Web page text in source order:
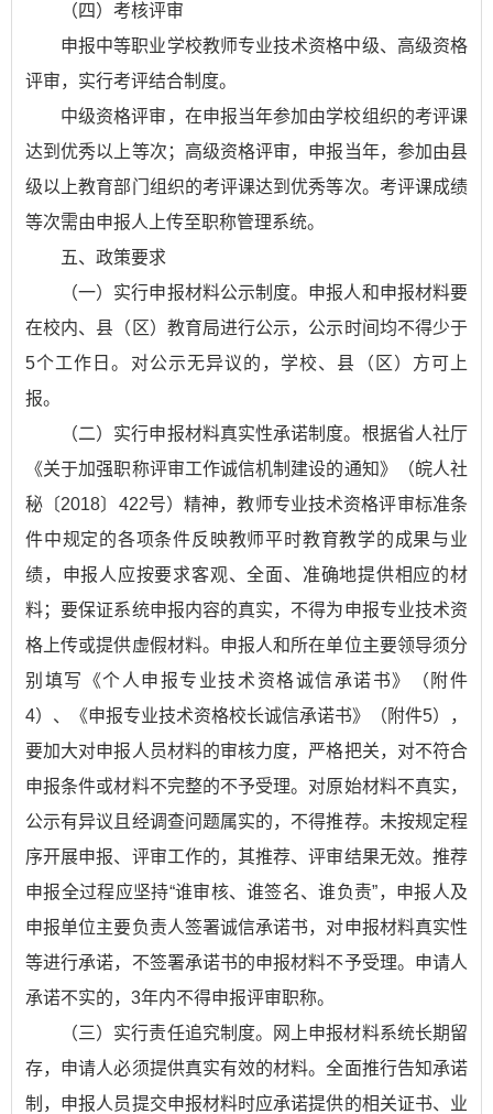
（四）考核评审
申报中等职业学校教师专业技术资格中级、高级资格
评审，实行考评结合制度。
中级资格评审，在申报当年参加由学校组织的考评课
达到优秀以上等次；高级资格评审，申报当年，参加由县
级以上教育部门组织的考评课达到优秀等次。考评课成绩
等次需由申报人上传至职称管理系统。
五、政策要求
（一）实行申报材料公示制度。申报人和申报材料要
在校内、县（区）教育局进行公示，公示时间均不得少于
5个工作日。对公示无异议的，学校、县（区）方可上
报。
（二）实行申报材料真实性承诺制度。根据省人社厅
《关于加强职称评审工作诚信机制建设的通知》（皖人社
秘〔2018〕422号）精神，教师专业技术资格评审标准条
件中规定的各项条件反映教师平时教育教学的成果与业
绩，申报人应按要求客观、全面、准确地提供相应的材
料；要保证系统申报内容的真实，不得为申报专业技术资
格上传或提供虚假材料。申报人和所在单位主要领导须分
别填写《个人申报专业技术资格诚信承诺书》（附件
4）、《申报专业技术资格校长诚信承诺书》（附件5），
要加大对申报人员材料的审核力度，严格把关，对不符合
申报条件或材料不完整的不予受理。对原始材料不真实，
公示有异议且经调查问题属实的，不得推荐。未按规定程
序开展申报、评审工作的，其推荐、评审结果无效。推荐
申报全过程应坚持“谁审核、谁签名、谁负责”，申报人及
申报单位主要负责人签署诚信承诺书，对申报材料真实性
等进行承诺，不签署承诺书的申报材料不予受理。申请人
承诺不实的，3年内不得申报评审职称。
（三）实行责任追究制度。网上申报材料系统长期留
存，申请人必须提供真实有效的材料。全面推行告知承诺
制，申报人员提交申报材料时应承诺提供的相关证书、业